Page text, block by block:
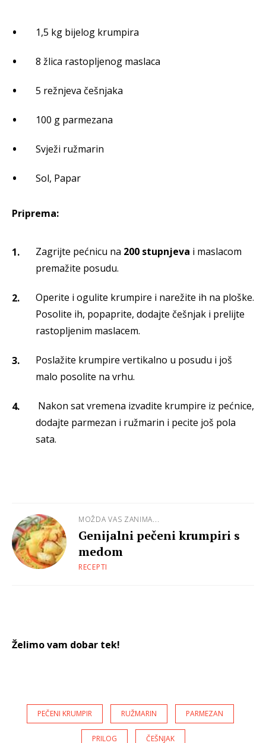
1,5 kg bijelog krumpira
8 žlica rastopljenog maslaca
5 režnjeva češnjaka
100 g parmezana
Svježi ružmarin
Sol, Papar
Priprema:
Zagrijte pećnicu na 200 stupnjeva i maslacom
premažite posudu.
Operite i ogulite krumpire i narežite ih na ploške.
Posolite ih, popaprite, dodajte češnjak i prelijte
rastopljenim maslacem.
Poslažite krumpire vertikalno u posudu i još
malo posolite na vrhu.
Nakon sat vremena izvadite krumpire iz pećnice,
dodajte parmezan i ružmarin i pecite još pola
sata.
MOŽDA VAS ZANIMA...
Genijalni pečeni krumpiri s
medom
RECEPTI
Želimo vam dobar tek!
PEČENI KRUMPIR RUŽMARIN PARMEZAN
PRILOG ČEŠNJAK